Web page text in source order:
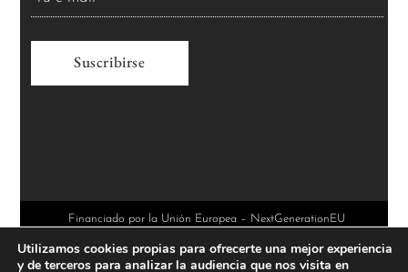
n
Financiado por la Unión Europea – NextGenerationEU
Utilizamos cookies propias para ofrecerte una mejor experiencia
y de terceros para analizar la audiencia que nos visita en